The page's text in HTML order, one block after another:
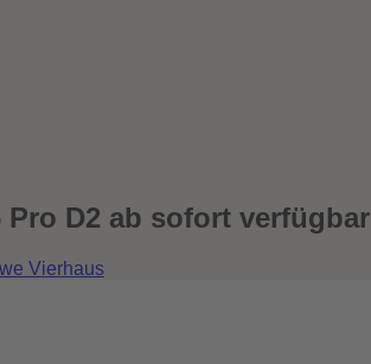
D2 ab sofort verfügbar
Vierhaus